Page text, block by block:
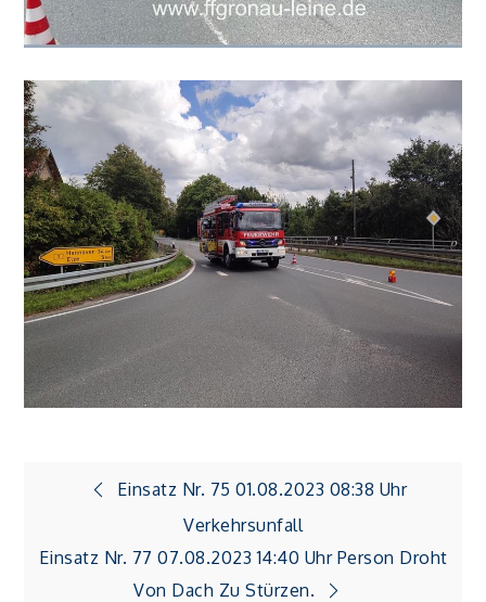
Beitragsnavigation
Einsatz Nr. 75 01.08.2023 08:38 Uhr
Verkehrsunfall
Einsatz Nr. 77 07.08.2023 14:40 Uhr Person Droht
Von Dach Zu Stürzen.